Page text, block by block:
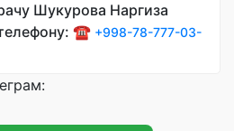
Шукурова Наргиза
☎️ +998-78-777-03-